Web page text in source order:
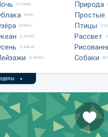
(12408)
(945)
(6989)
(13539)
(14464)
(24590)
Природа
Простые
Птицы
Рассвет
Собаки
▼